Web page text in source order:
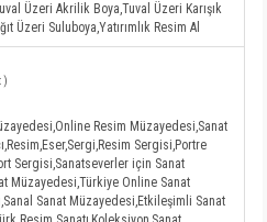
Üzeri Akrilik Boya,Tuval Üzeri Karışık
Üzeri Suluboya,Yatırımlık Resim Al
)
Resim Müzayedesi,Sanat
Sergisi,Portre
Sergisi,Sanatseverler için Sanat
Müzayedesi,Türkiye Online Sanat
Sanat Müzayedesi,Etkileşimli Sanat